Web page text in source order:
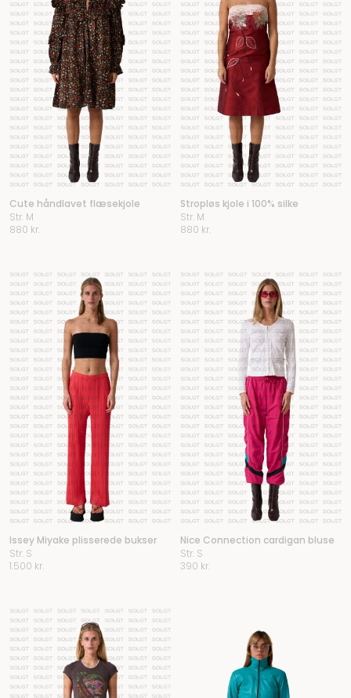
Cute håndlavet flæsekjole
Str. M
880 kr.
Stropløs kjole i 100% silke
Str. M
880 kr.
Issey Miyake plisserede bukser
Str. S
1.500 kr.
Nice Connection cardigan bluse
Str. S
390 kr.